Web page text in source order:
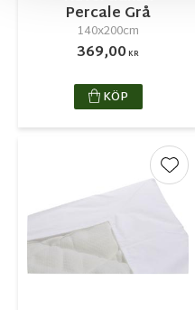
Percale Grå
140x200cm
369,00KR
KÖP